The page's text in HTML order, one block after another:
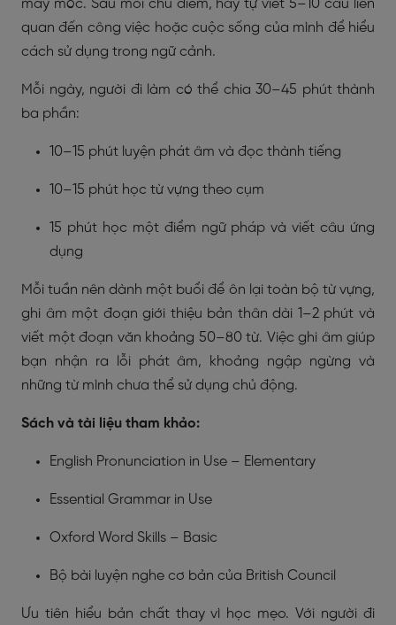
máy móc. Sau mỗi chủ điểm, hãy tự viết 5–10 câu liên
quan đến công việc hoặc cuộc sống của mình để hiểu
cách sử dụng trong ngữ cảnh.
Mỗi ngày, người đi làm có thể chia 30–45 phút thành
ba phần:
10–15 phút luyện phát âm và đọc thành tiếng
10–15 phút học từ vựng theo cụm
15 phút học một điểm ngữ pháp và viết câu ứng
dụng
Mỗi tuần nên dành một buổi để ôn lại toàn bộ từ vựng,
ghi âm một đoạn giới thiệu bản thân dài 1–2 phút và
viết một đoạn văn khoảng 50–80 từ. Việc ghi âm giúp
bạn nhận ra lỗi phát âm, khoảng ngập ngừng và
những từ mình chưa thể sử dụng chủ động.
Sách và tài liệu tham khảo:
English Pronunciation in Use – Elementary
Essential Grammar in Use
Oxford Word Skills – Basic
Bộ bài luyện nghe cơ bản của British Council
Ưu tiên hiểu bản chất thay vì học mẹo. Với người đi